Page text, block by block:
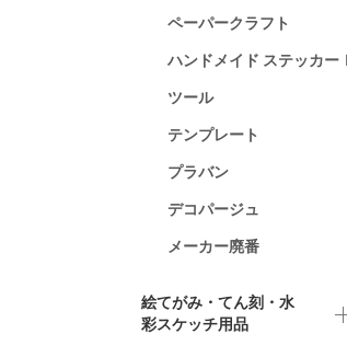
ペーパークラフト
ハンドメイド ステッカー
ツール
テンプレート
プラバン
デコパージュ
メーカー廃番
絵てがみ・てん刻・水
彩スケッチ用品